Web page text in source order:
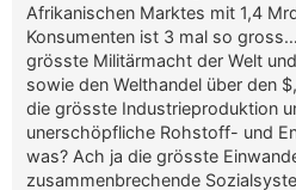
Afrikanischen Marktes mit 1,4
Konsumenten ist 3 mal so
grösste Militärmacht der Welt
sowie den Welthandel über den
die grösste Industrieproduktion
unerschöpfliche Rohstoff- und
was? Ach ja die grösste
zusammenbrechende